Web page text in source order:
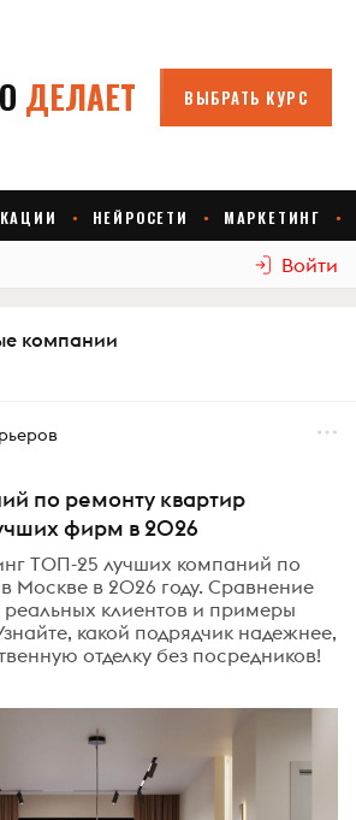
Войти
компании
по ремонту квартир
фирм в 2026
ТОП-25 лучших компаний по
Москве в 2026 году. Сравнение
реальных клиентов и примеры
какой подрядчик надежнее,
отделку без посредников!